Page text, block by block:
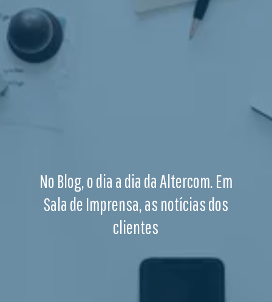
No Blog, o dia a dia da Altercom. Em
Sala de Imprensa, as notícias dos
clientes